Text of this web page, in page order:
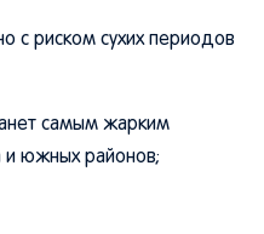
с риском сухих периодов
самым жарким
и южных районов;